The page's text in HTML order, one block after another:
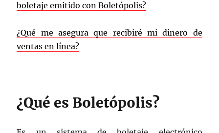
boletaje emitido con Boletópolis?
¿Qué me asegura que recibiré mi dinero de
ventas en línea?
¿Qué es Boletópolis?